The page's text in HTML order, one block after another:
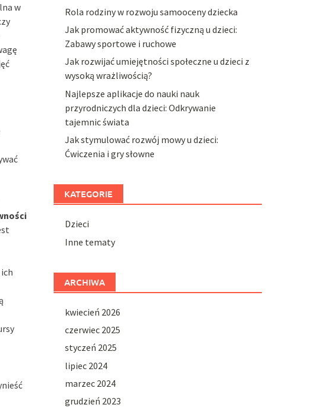
w
Rola rodziny w rozwoju samooceny dziecka
Jak promować aktywność fizyczną u dzieci:
Zabawy sportowe i ruchowe
Jak rozwijać umiejętności społeczne u dzieci z
wysoką wrażliwością?
Najlepsze aplikacje do nauki nauk
przyrodniczych dla dzieci: Odkrywanie
tajemnic świata
Jak stymulować rozwój mowy u dzieci:
Ćwiczenia i gry słowne
KATEGORIE
Dzieci
Inne tematy
ARCHIWA
kwiecień 2026
czerwiec 2025
styczeń 2025
lipiec 2024
marzec 2024
grudzień 2023